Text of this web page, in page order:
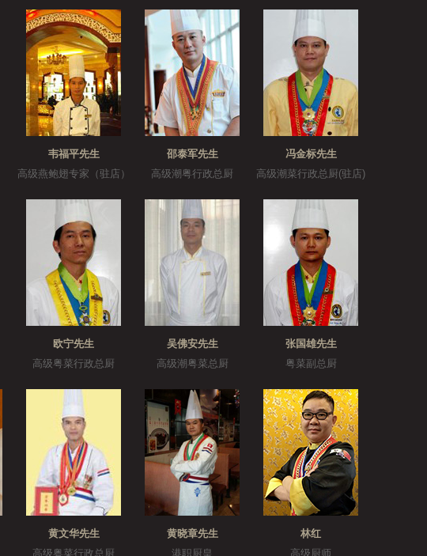
韦福平先生
高级燕鲍翅专家（驻店）
邵泰军先生
高级潮粤行政总厨
冯金标先生
高级潮菜行政总厨(驻店)
欧宁先生
高级粤菜行政总厨
吴佛安先生
高级潮粤菜总厨
张国雄先生
粤菜副总厨
黄文华先生
高级粤菜行政总厨
黄晓章先生
港职厨皇
林红
高级厨师